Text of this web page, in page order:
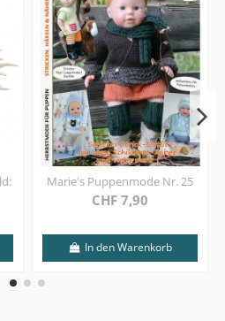
Marie's Puppenmode Nr. 25
CHF 7,90
In den Warenkorb